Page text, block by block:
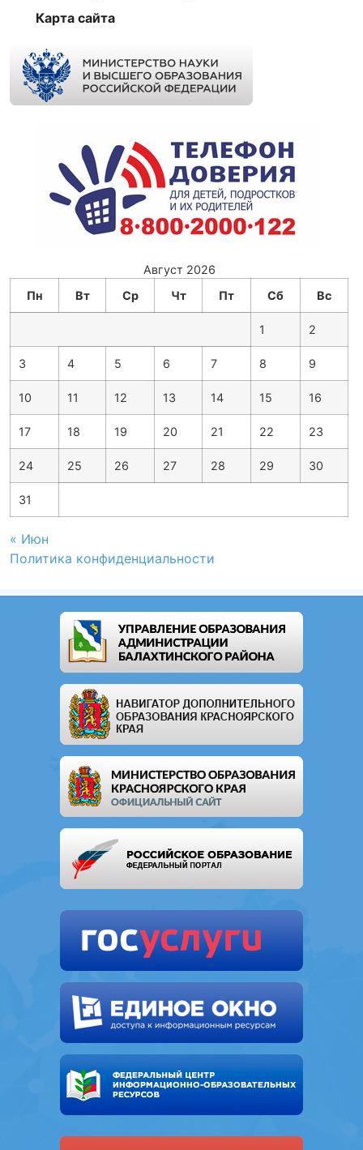
Карта сайта
Август 2026
Пн
Вт Ср Чт Пт Сб Вс
1 2
3 4 5 6 7 8 9
10 11 12 13 14 15 16
17 18 19 20 21 22 23
24 25 26 27 28 29 30
31
« Июн
Политика конфиденциальности